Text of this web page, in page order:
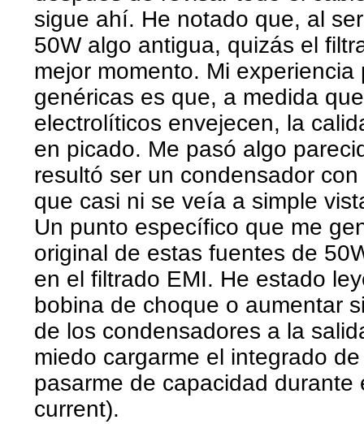
sigue ahí. He notado que, al
50W algo antigua, quizás el
mejor momento. Mi
genéricas es que, a medida
electrolíticos envejecen, la
en picado. Me pasó algo
resultó ser un condensador
que casi ni se veía a simple
Un punto específico que me
original de estas fuentes de
en el filtrado EMI. He estado
bobina de choque o aumentar
de los condensadores a la
miedo cargarme el integrado
pasarme de capacidad
current).